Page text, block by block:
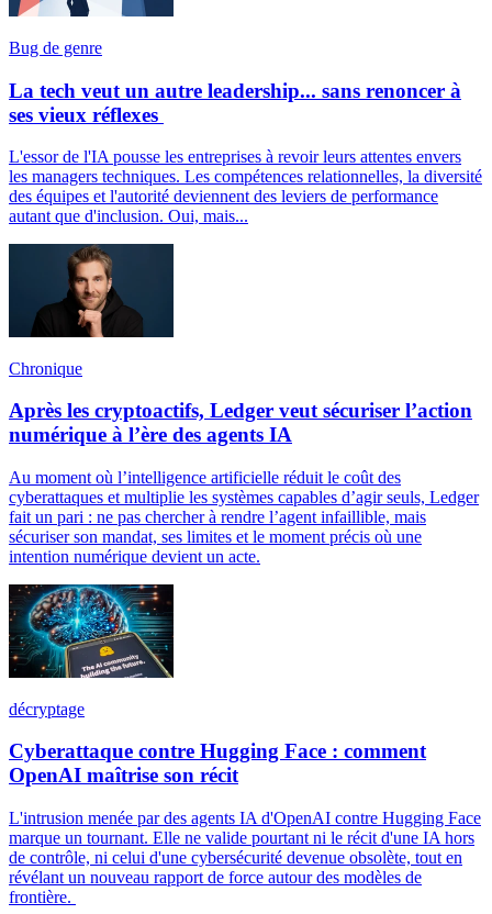
Bug de genre
La tech veut un autre leadership... sans renoncer à
ses vieux réflexes
L'essor de l'IA pousse les entreprises à revoir leurs attentes envers
les managers techniques. Les compétences relationnelles, la diversité
des équipes et l'autorité deviennent des leviers de performance
autant que d'inclusion. Oui, mais...
Chronique
Après les cryptoactifs, Ledger veut sécuriser l’action
numérique à l’ère des agents IA
Au moment où l’intelligence artificielle réduit le coût des
cyberattaques et multiplie les systèmes capables d’agir seuls, Ledger
fait un pari : ne pas chercher à rendre l’agent infaillible, mais
sécuriser son mandat, ses limites et le moment précis où une
intention numérique devient un acte.
décryptage
Cyberattaque contre Hugging Face : comment
OpenAI maîtrise son récit
L'intrusion menée par des agents IA d'OpenAI contre Hugging Face
marque un tournant. Elle ne valide pourtant ni le récit d'une IA hors
de contrôle, ni celui d'une cybersécurité devenue obsolète, tout en
révélant un nouveau rapport de force autour des modèles de
frontière.